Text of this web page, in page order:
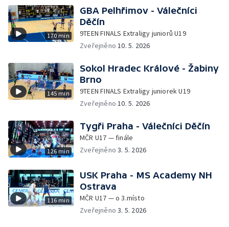
170 min
GBA Pelhřimov - Válečníci
Děčín
9TEEN FINALS Extraligy juniorů U19
Zveřejněno10. 5. 2026
145 min
Sokol Hradec Králové - Žabiny
Brno
9TEEN FINALS Extraligy juniorek U19
Zveřejněno10. 5. 2026
126 min
Tygři Praha - Válečníci Děčín
MČR U17 — finále
Zveřejněno3. 5. 2026
116 min
USK Praha - MS Academy NH
Ostrava
MČR U17 — o 3.místo
Zveřejněno3. 5. 2026